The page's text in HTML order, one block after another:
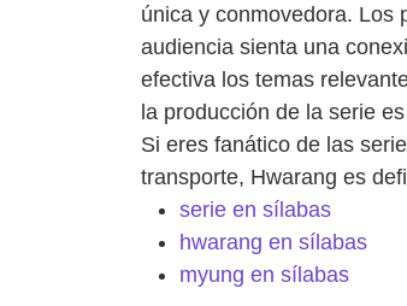
única y conmovedora. Los
audiencia sienta una
efectiva los temas
la producción de la serie
Si eres fanático de las
transporte, Hwarang es
serie en sílabas
hwarang en sílabas
myung en sílabas